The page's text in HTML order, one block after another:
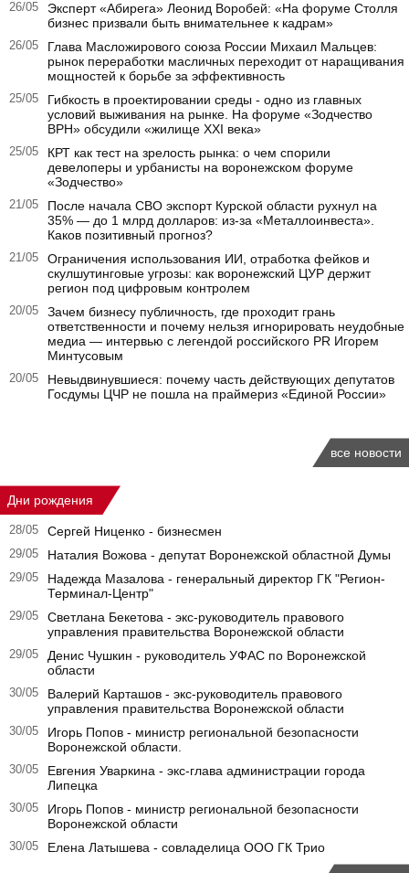
26/05
Эксперт «Абирега» Леонид Воробей: «На форуме Столля
бизнес призвали быть внимательнее к кадрам»
26/05
Глава Масложирового союза России Михаил Мальцев:
рынок переработки масличных переходит от наращивания
мощностей к борьбе за эффективность
25/05
Гибкость в проектировании среды - одно из главных
условий выживания на рынке. На форуме «Зодчество
ВРН» обсудили «жилище XXI века»
25/05
КРТ как тест на зрелость рынка: о чем спорили
девелоперы и урбанисты на воронежском форуме
«Зодчество»
21/05
После начала СВО экспорт Курской области рухнул на
35% — до 1 млрд долларов: из-за «Металлоинвеста».
Каков позитивный прогноз?
21/05
Ограничения использования ИИ, отработка фейков и
скулшутинговые угрозы: как воронежский ЦУР держит
регион под цифровым контролем
20/05
Зачем бизнесу публичность, где проходит грань
ответственности и почему нельзя игнорировать неудобные
медиа — интервью с легендой российского PR Игорем
Минтусовым
20/05
Невыдвинувшиеся: почему часть действующих депутатов
Госдумы ЦЧР не пошла на праймериз «Единой России»
все новости
Дни рождения
28/05 Сергей Ниценко - бизнесмен
29/05 Наталия Вожова - депутат Воронежской областной Думы
29/05
Надежда Мазалова - генеральный директор ГК "Регион-
Терминал-Центр"
29/05
Светлана Бекетова - экс-руководитель правового
управления правительства Воронежской области
29/05
Денис Чушкин - руководитель УФАС по Воронежской
области
30/05
Валерий Карташов - экс-руководитель правового
управления правительства Воронежской области
30/05
Игорь Попов - министр региональной безопасности
Воронежской области.
30/05
Евгения Уваркина - экс-глава администрации города
Липецка
30/05
Игорь Попов - министр региональной безопасности
Воронежской области
30/05 Елена Латышева - совладелица ООО ГК Трио